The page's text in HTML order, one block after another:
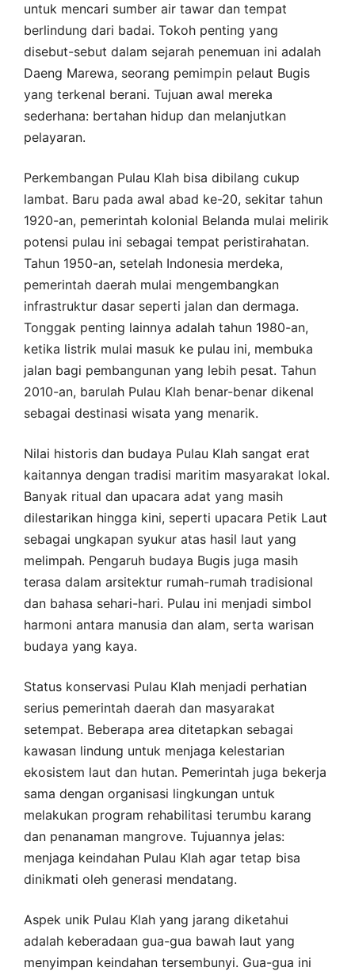
untuk mencari sumber air tawar dan tempat
berlindung dari badai. Tokoh penting yang
disebut-sebut dalam sejarah penemuan ini adalah
Daeng Marewa, seorang pemimpin pelaut Bugis
yang terkenal berani. Tujuan awal mereka
sederhana: bertahan hidup dan melanjutkan
pelayaran.
Perkembangan Pulau Klah bisa dibilang cukup
lambat. Baru pada awal abad ke-20, sekitar tahun
1920-an, pemerintah kolonial Belanda mulai melirik
potensi pulau ini sebagai tempat peristirahatan.
Tahun 1950-an, setelah Indonesia merdeka,
pemerintah daerah mulai mengembangkan
infrastruktur dasar seperti jalan dan dermaga.
Tonggak penting lainnya adalah tahun 1980-an,
ketika listrik mulai masuk ke pulau ini, membuka
jalan bagi pembangunan yang lebih pesat. Tahun
2010-an, barulah Pulau Klah benar-benar dikenal
sebagai destinasi wisata yang menarik.
Nilai historis dan budaya Pulau Klah sangat erat
kaitannya dengan tradisi maritim masyarakat lokal.
Banyak ritual dan upacara adat yang masih
dilestarikan hingga kini, seperti upacara Petik Laut
sebagai ungkapan syukur atas hasil laut yang
melimpah. Pengaruh budaya Bugis juga masih
terasa dalam arsitektur rumah-rumah tradisional
dan bahasa sehari-hari. Pulau ini menjadi simbol
harmoni antara manusia dan alam, serta warisan
budaya yang kaya.
Status konservasi Pulau Klah menjadi perhatian
serius pemerintah daerah dan masyarakat
setempat. Beberapa area ditetapkan sebagai
kawasan lindung untuk menjaga kelestarian
ekosistem laut dan hutan. Pemerintah juga bekerja
sama dengan organisasi lingkungan untuk
melakukan program rehabilitasi terumbu karang
dan penanaman mangrove. Tujuannya jelas:
menjaga keindahan Pulau Klah agar tetap bisa
dinikmati oleh generasi mendatang.
Aspek unik Pulau Klah yang jarang diketahui
adalah keberadaan gua-gua bawah laut yang
menyimpan keindahan tersembunyi. Gua-gua ini